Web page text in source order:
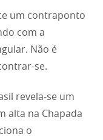
um contraponto
com a
Não é
se.
revela-se um
alta na Chapada
o